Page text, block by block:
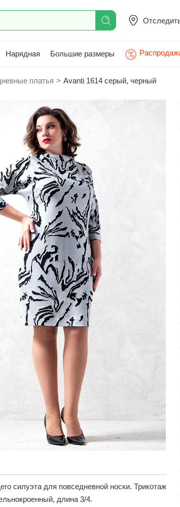
Нарядная Большие размеры
платья > Avanti 1614 серый, черный
силуэта для повседневной носки. Трикотаж
длина 3/4.